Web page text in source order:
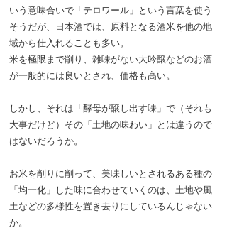
いう意味合いで「テロワール」という言葉を使う
そうだが、日本酒では、原料となる酒米を他の地
域から仕入れることも多い。
米を極限まで削り、雑味がない大吟醸などのお酒
が一般的には良いとされ、価格も高い。
しかし、それは「酵母が醸し出す味」で（それも
大事だけど）その「土地の味わい」とは違うので
はないだろうか。
お米を削りに削って、美味しいとされるある種の
「均一化」した味に合わせていくのは、土地や風
土などの多様性を置き去りにしているんじゃない
か。